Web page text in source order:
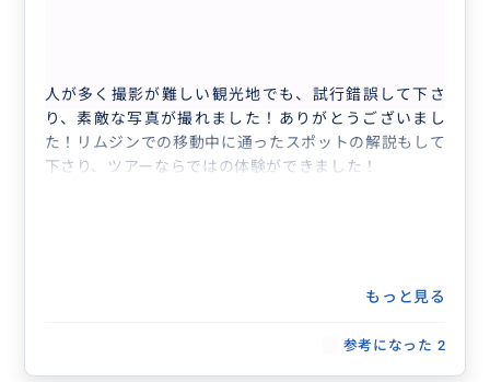
人が多く撮影が難しい観光地でも、試行錯誤して下さ
り、素敵な写真が撮れました！ありがとうございまし
た！リムジンでの移動中に通ったスポットの解説もして
下さり、ツアーならではの体験ができました！
もっと見る
参考になった 2